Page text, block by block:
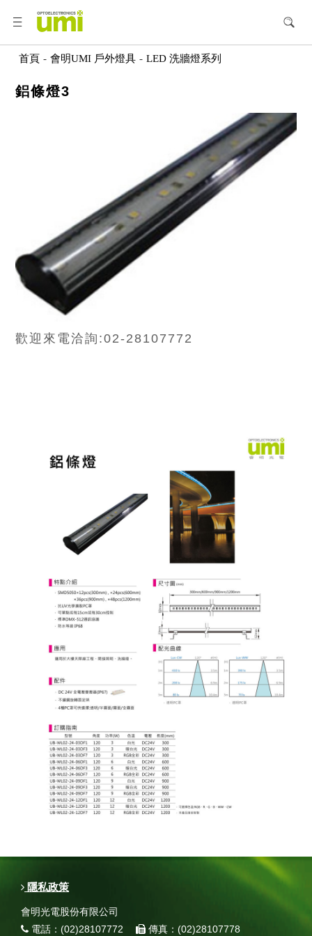
首頁 - 會明UMI 戶外燈具 - LED 洗牆燈系列
鋁條燈3
歡迎來電洽詢:02-28107772
隱私政策
會明光電股份有限公司
電話：(02)28107772
傳真：(02)28107778